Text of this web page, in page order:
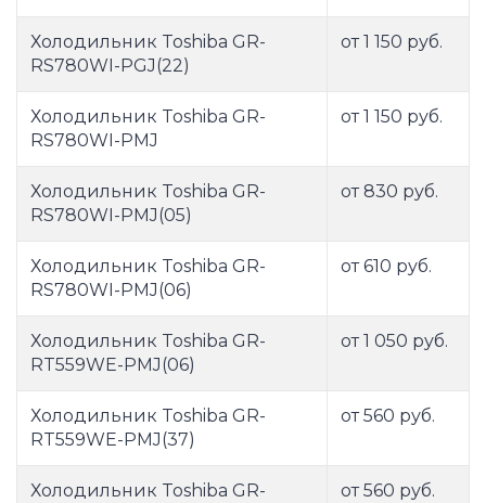
Холодильник Toshiba GR-
RS780WI-PGJ(22)
от 1 150 руб.
Холодильник Toshiba GR-
RS780WI-PMJ
от 1 150 руб.
Холодильник Toshiba GR-
RS780WI-PMJ(05)
от 830 руб.
Холодильник Toshiba GR-
RS780WI-PMJ(06)
от 610 руб.
Холодильник Toshiba GR-
RT559WE-PMJ(06)
от 1 050 руб.
Холодильник Toshiba GR-
RT559WE-PMJ(37)
от 560 руб.
Холодильник Toshiba GR-
от 560 руб.